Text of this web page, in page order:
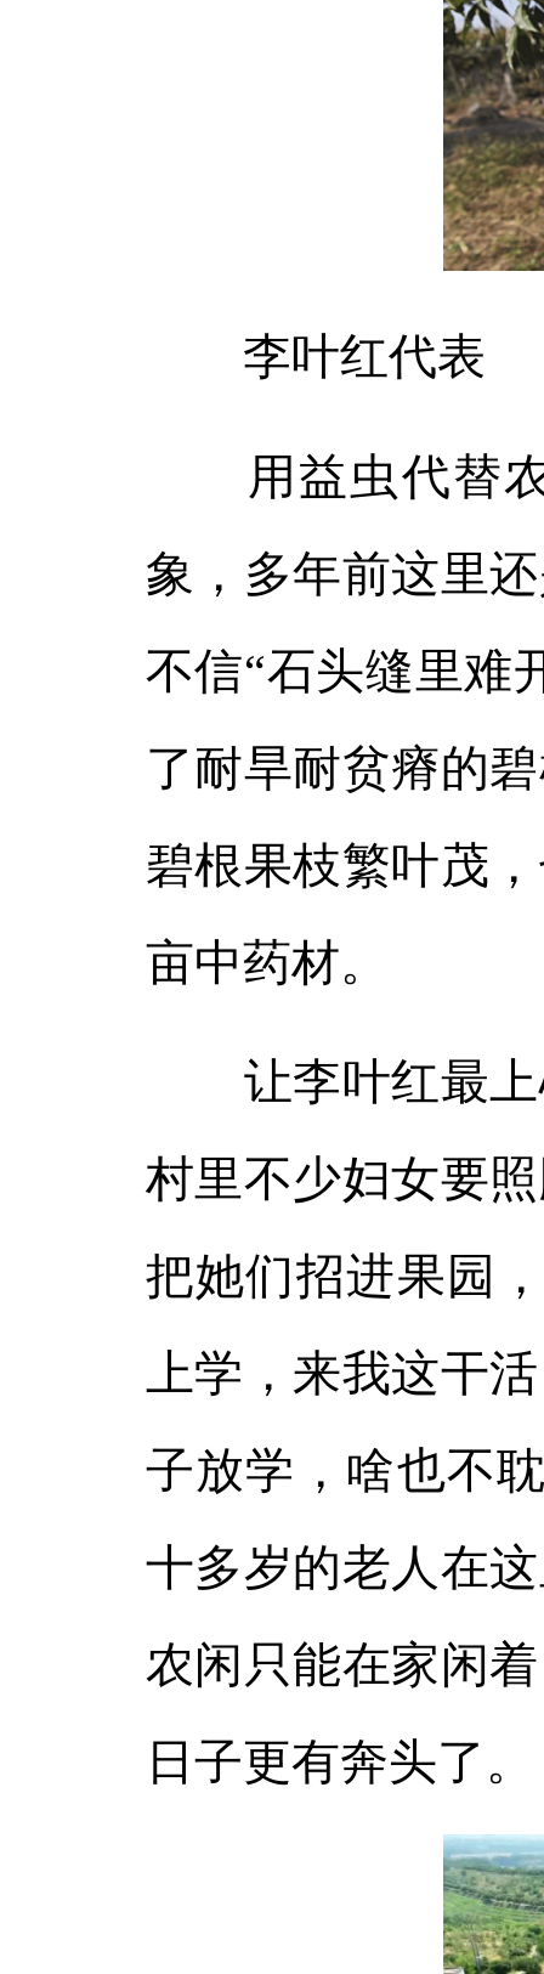
李叶红代表
用益虫代替农
象，多年前这里
不信“石头缝里难
了耐旱耐贫瘠的
碧根果枝繁叶茂
亩中药材。
让李叶红最上
村里不少妇女要
把她们招进果园
上学，来我这干
子放学，啥也不
十多岁的老人在
农闲只能在家闲
日子更有奔头了。